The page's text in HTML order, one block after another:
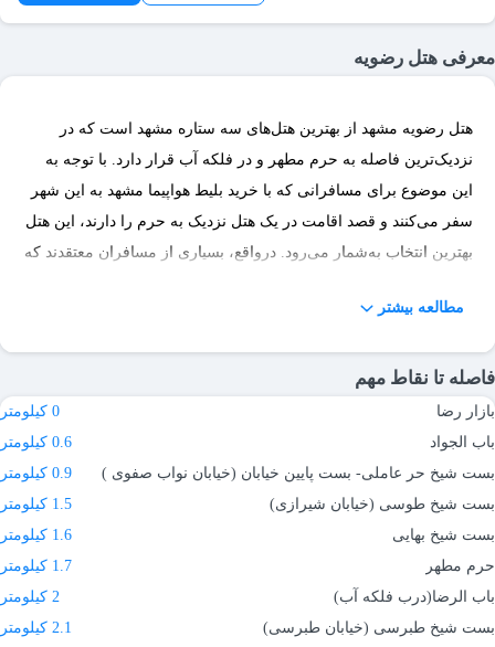
معرفی هتل رضویه
هتل رضویه مشهد از بهترین هتل‌های سه ستاره مشهد است که در
نزدیک‌ترین فاصله به حرم مطهر و در فلکه آب قرار دارد. با توجه به
این موضوع برای مسافرانی که با خرید بلیط هواپیما مشهد به این شهر
سفر می‌کنند و قصد اقامت در یک هتل نزدیک به حرم را دارند، این هتل
بهترین انتخاب به‌شمار می‌رود. درواقع، بسیاری از مسافران معتقدند که
هتل با توجه به نظر مهمانان می‌توان به قیمت مناسب، کیفیت عالی
رزرو هتل رضویه مشهد در مِستربلیط
برای رزرو هتل رضویه مشهد پس از تعیین تاریخ وورد و خروج خود،
روی گزینه جستجو کلیک کرده تا لیستی از اتاق‌ها برای شما باز شود. بعد
از مشاهده لیست اتاق‌ها، با کلیک روی گزینه افزودن اتاق، دکمه ادامه
فرایند رزرو فعال شده و در مرحله بعد باید اطلاعات خود مانند نام و نام
خانوادگی و کدملی را وارد کرده و روی دکمه تایید کلیک کنید. پس از
کلیک، صفحه‌ای برای شما باز شده که اطلاعات رزرو را نشان می‌دهد؛
پس از تایید این مرحله به درگاه‌های پرداخت هدایت می‌شود. اطلاعات
مطالعه بیشتر
فاصله تا نقاط مهم
بازار رضا
0 کیلومتر
باب الجواد
0.6 کیلومتر
بست شیخ حر عاملی- بست پایین خیابان (خیابان نواب صفوی )
0.9 کیلومتر
بست شیخ طوسی (خیابان شیرازی)
1.5 کیلومتر
بست شیخ بهایی
1.6 کیلومتر
حرم مطهر
1.7 کیلومتر
باب الرضا(درب فلکه آب)
2 کیلومتر
بست شیخ طبرسی (خیابان طبرسی)
2.1 کیلومتر